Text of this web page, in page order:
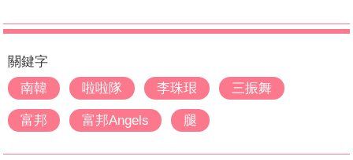
關鍵字
南韓
啦啦隊 李珠珢 三振舞
富邦 富邦Angels 腿